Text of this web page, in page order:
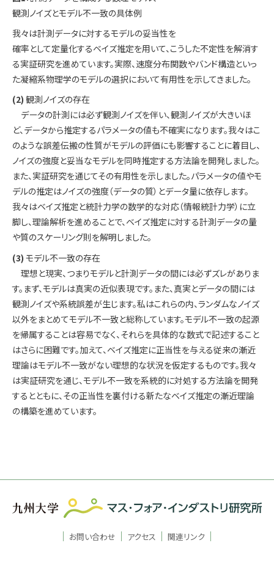
観測ノイズとモデル不一致の具体例
我々は計測データに対するモデルの妥当性を
確率として定量化するベイズ推定を用いて、こうした不定性を解消す
る実証研究を進めています。実際、速度分布関数やバンド構造といっ
た凝縮系物理学のモデルの選択において有用性を示してきました。
(2) 観測ノイズの存在
データの計測には必ず観測ノイズを伴い、観測ノイズが大きいほ
ど、データから推定するパラメータの値も不確実になります。我々はこ
のような誤差伝搬の性質がモデルの評価にも影響することに着目し、
ノイズの強度と妥当なモデルを同時推定する方法論を開発しました。
また、実証研究を通じてその有用性を示しました。パラメータの値やモ
デルの推定はノイズの強度（データの質）とデータ量に依存します。
我々はベイズ推定と統計力学の数学的な対応（情報統計力学）に立
脚し、理論解析を進めることで、ベイズ推定に対する計測データの量
や質のスケーリング則を解明しました。
(3) モデル不一致の存在
理想と現実、つまりモデルと計測データの間には必ずズレがありま
す。まず、モデルは真実の近似表現です。また、真実とデータの間には
観測ノイズや系統誤差が生じます。私はこれらの内、ランダムなノイズ
以外をまとめてモデル不一致と総称しています。モデル不一致の起源
を帰属することは容易でなく、それらを具体的な数式で記述すること
はさらに困難です。加えて、ベイズ推定に正当性を与える従来の漸近
理論はモデル不一致がない理想的な状況を仮定するものです。我々
は実証研究を通じ、モデル不一致を系統的に対処する方法論を開発
するとともに、その正当性を裏付ける新たなベイズ推定の漸近理論
の構築を進めています。
お問い合わせ アクセス 関連リンク